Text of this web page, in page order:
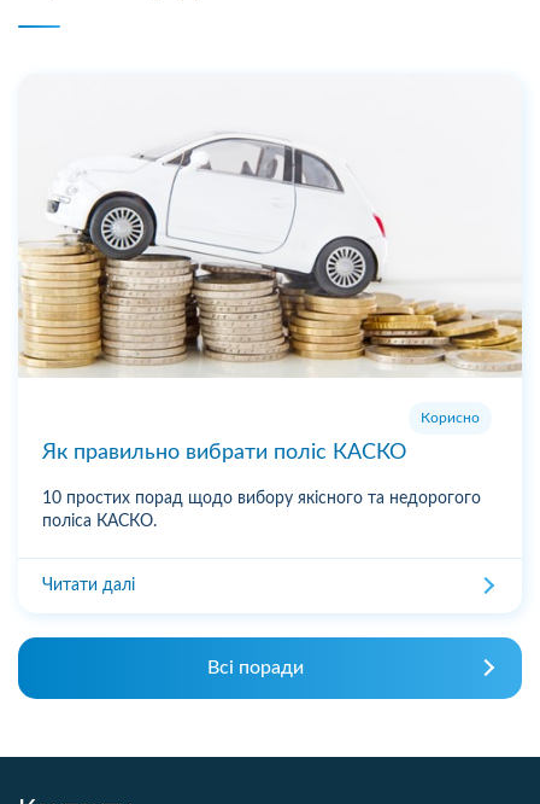
Корисно
Як правильно вибрати поліс КАСКО
10 простих порад щодо вибору якісного та недорогого
поліса КАСКО.
Читати далі
Всі поради